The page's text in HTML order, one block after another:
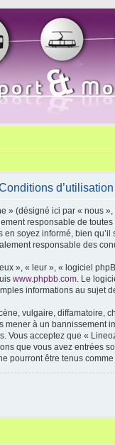
d’utilisation
» (désigné ici par « nous
responsable de
soyez informé, bien
responsable des
», « leur », « logiciel
www.phpbb.com. Le
informations au sujet
vulgaire, diffamatoire,
à un bannissement
Vous acceptez que «
que vous avez entrées
pourront être tenus